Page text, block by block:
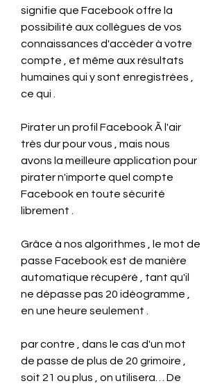
signifie que Facebook offre la
possibilité aux collègues de vos
connaissances d'accéder à votre
compte , et même aux résultats
humaines qui y sont enregistrées ,
ce qui .
Pirater un profil Facebook Ã l'air
très dur pour vous , mais nous
avons la meilleure application pour
pirater n'importe quel compte
Facebook en toute sécurité
librement .
Grâce à nos algorithmes , le mot de
passe Facebook est de manière
automatique récupéré , tant qu'il
ne dépasse pas 20 idéogramme ,
en une heure seulement .
par contre , dans le cas d'un mot
de passe de plus de 20 grimoire ,
soit 21 ou plus , on utilisera… De